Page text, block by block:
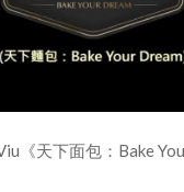
《天下面包：Bake